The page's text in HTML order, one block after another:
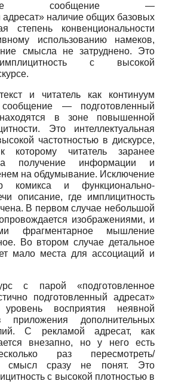
сообщение —
адресат» наличие общих базовых
степень конвенциональности
использованию намеков,
смысла не затруднено. Это
с высокой
и читатель как континуум
сообщение — подготовленный
в зоне повышенной
Это интеллектуальная
частотностью в дискурсе,
читатель заранее
получение информации и
на обдумывание. Исключение
комикса и функционально-
описание, где имплицитность
В первом случае небольшой
изображениями, и
фрагментарное мышление
Во втором случае детальное
мало места для ассоциаций и
с парой «подготовленное
подготовленный адресат»
восприятия неявной
дополнительных
С рекламой адресат, как
внезапно, но у него есть
раз пересмотреть/
смысл сразу не понят. Это
с высокой плотностью в